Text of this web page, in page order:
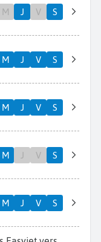
M J V S
M J V S
M J V S
M J V S
M J V S